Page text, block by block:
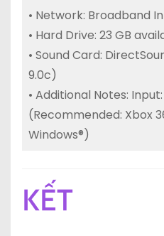
• Network: Broadband
• Hard Drive: 23 GB
• Sound Card:
9.0c)
• Additional Notes:
(Recommended: Xbox
Windows®)
KẾT